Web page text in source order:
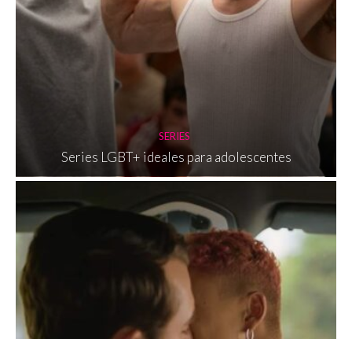
SERIES
Series LGBT+ ideales para adolescentes